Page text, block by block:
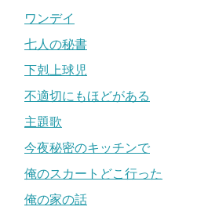
ワンデイ
七人の秘書
下剋上球児
不適切にもほどがある
主題歌
今夜秘密のキッチンで
俺のスカートどこ行った
俺の家の話